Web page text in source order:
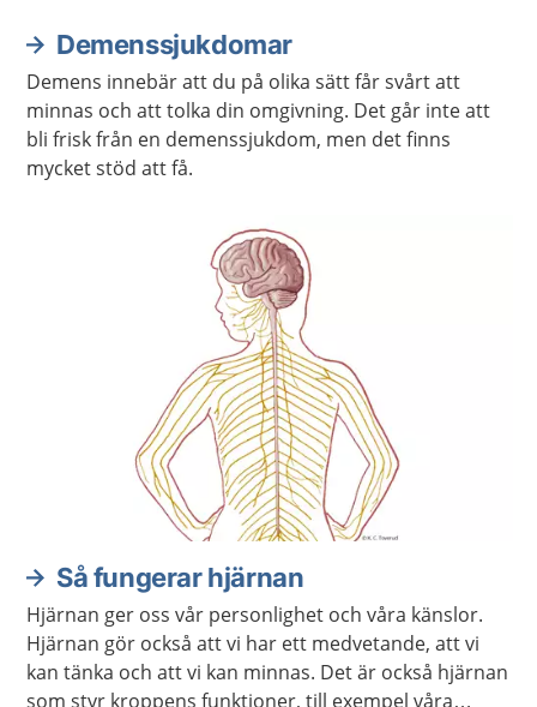
Demenssjukdomar
Demens innebär att du på olika sätt får svårt att
minnas och att tolka din omgivning. Det går inte att
bli frisk från en demenssjukdom, men det finns
mycket stöd att få.
Så fungerar hjärnan
Hjärnan ger oss vår personlighet och våra känslor.
Hjärnan gör också att vi har ett medvetande, att vi
kan tänka och att vi kan minnas. Det är också hjärnan
som styr kroppens funktioner, till exempel våra